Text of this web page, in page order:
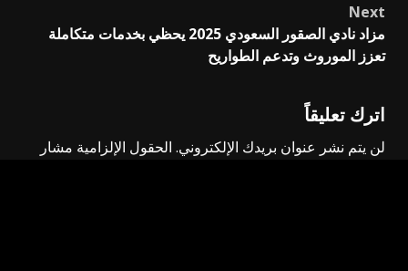
Next
مزاد نادي الصقور السعودي 2025 يحظي بخدمات متكاملة
تعزز الموروث وتدعم الطواريح
اترك تعليقاً
لن يتم نشر عنوان بريدك الإلكتروني. الحقول الإلزامية مشار